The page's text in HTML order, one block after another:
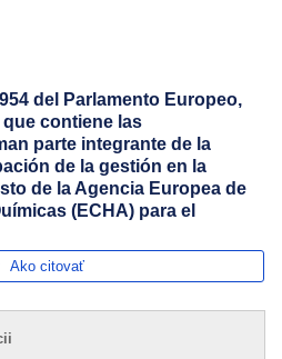
del Parlamento Europeo,
que contiene las
parte integrante de la
de la gestión en la
de la Agencia Europea de
(ECHA) para el
Ako citovať